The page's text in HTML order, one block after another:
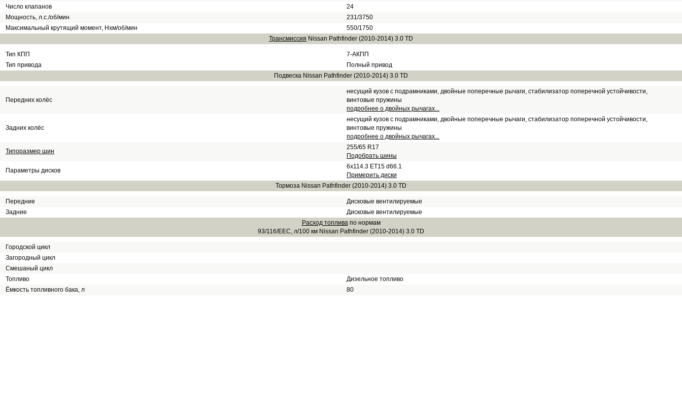
Число клапанов
24
Мощность, л.с./об/мин
231/3750
Максимальный крутящий момент, Нхм/об/мин
550/1750
Трансмиссия Nissan Pathfinder (2010-2014) 3.0 TD
Тип КПП
7-АКПП
Тип привода
Полный привод
Подвеска Nissan Pathfinder (2010-2014) 3.0 TD
Передних колёс
несущий кузов с подрамниками, двойные поперечные рычаги, стабилизатор поперечной устойчивости,
винтовые пружины
подробнее о двойных рычагах...
Задних колёс
несущий кузов с подрамниками, двойные поперечные рычаги, стабилизатор поперечной устойчивости,
винтовые пружины
подробнее о двойных рычагах...
Типоразмер шин
255/65 R17
Подобрать шины
Параметры дисков
6x114.3 ET15 d66.1
Примерить диски
Тормоза Nissan Pathfinder (2010-2014) 3.0 TD
Передние
Дисковые вентилируемые
Задние
Дисковые вентилируемые
Расход топливапо нормам
93/116/EEC, л/100 км Nissan Pathfinder (2010-2014) 3.0 TD
Городской цикл
Загородный цикл
Смешаный цикл
Топливо
Дизельное топливо
Ёмкость топливного бака, л
80